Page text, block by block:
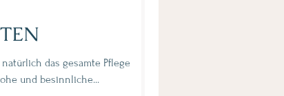
das gesamte Pflege
allen eine frohe und besinnliche...